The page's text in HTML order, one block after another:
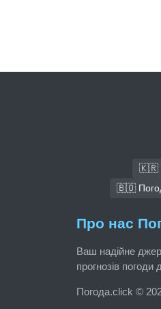
🇰🇷
🇧🇴
Про нас
Ваш надійне
прогнозів погоди
Погода.click ©